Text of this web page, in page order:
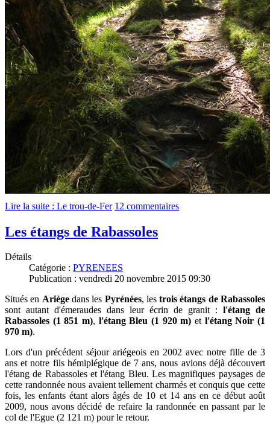
Lire la suite : Le trou-de-Fer 12 commentaires
Les étangs de Rabassoles
Détails
Catégorie : PYRENEES
Publication : vendredi 20 novembre 2015 09:30
Situés en Ariègedans les Pyrénées, lestrois étangs de Rabassoles
sont autant d'émeraudes dans leur écrin de granit : l'étang de
Rabassoles (1 851 m), l'étang Bleu (1 920 m) et l'étang Noir (1
970 m).
Lors d'un précédent séjour ariégeois en 2002 avec notre fille de 3
ans et notre fils hémiplégique de 7 ans, nous avions déjà découvert
l'étang de Rabassoles et l'étang Bleu. Les magnifiques paysages de
cette randonnée nous avaient tellement charmés et conquis que cette
fois, les enfants étant alors âgés de 10 et 14 ans en ce début août
2009, nous avons décidé de refaire la randonnée en passant par le
col de l'Egue (2 121 m) pour le retour.